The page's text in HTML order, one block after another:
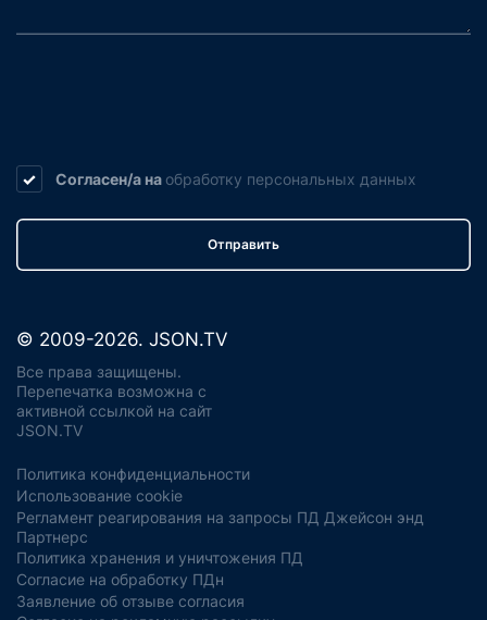
Согласен/а на обработку персональных данных
Отправить
© 2009-2026. JSON.TV
Все права защищены.
Перепечатка возможна с
активной ссылкой на сайт
JSON.TV
Политика конфиденциальности
Использование cookie
Регламент реагирования на запросы ПД Джейсон энд
Партнерс
Политика хранения и уничтожения ПД
Согласие на обработку ПДн
Заявление об отзыве согласия